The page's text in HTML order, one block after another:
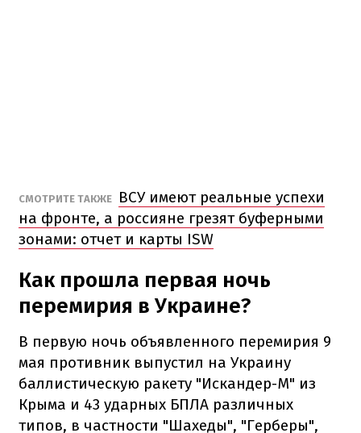
СМОТРИТЕ ТАКЖЕ
ВСУ имеют реальные успехи
на фронте, а россияне грезят буферными
зонами: отчет и карты ISW
Как прошла первая ночь
перемирия в Украине?
В первую ночь объявленного перемирия 9
мая противник выпустил на Украину
баллистическую ракету "Искандер-М" из
Крыма и 43 ударных БПЛА различных
типов, в частности "Шахеды", "Герберы",